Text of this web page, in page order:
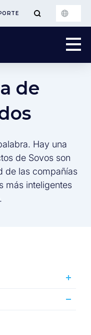
de
Hay una
de Sovos son
de las compañías
más inteligentes